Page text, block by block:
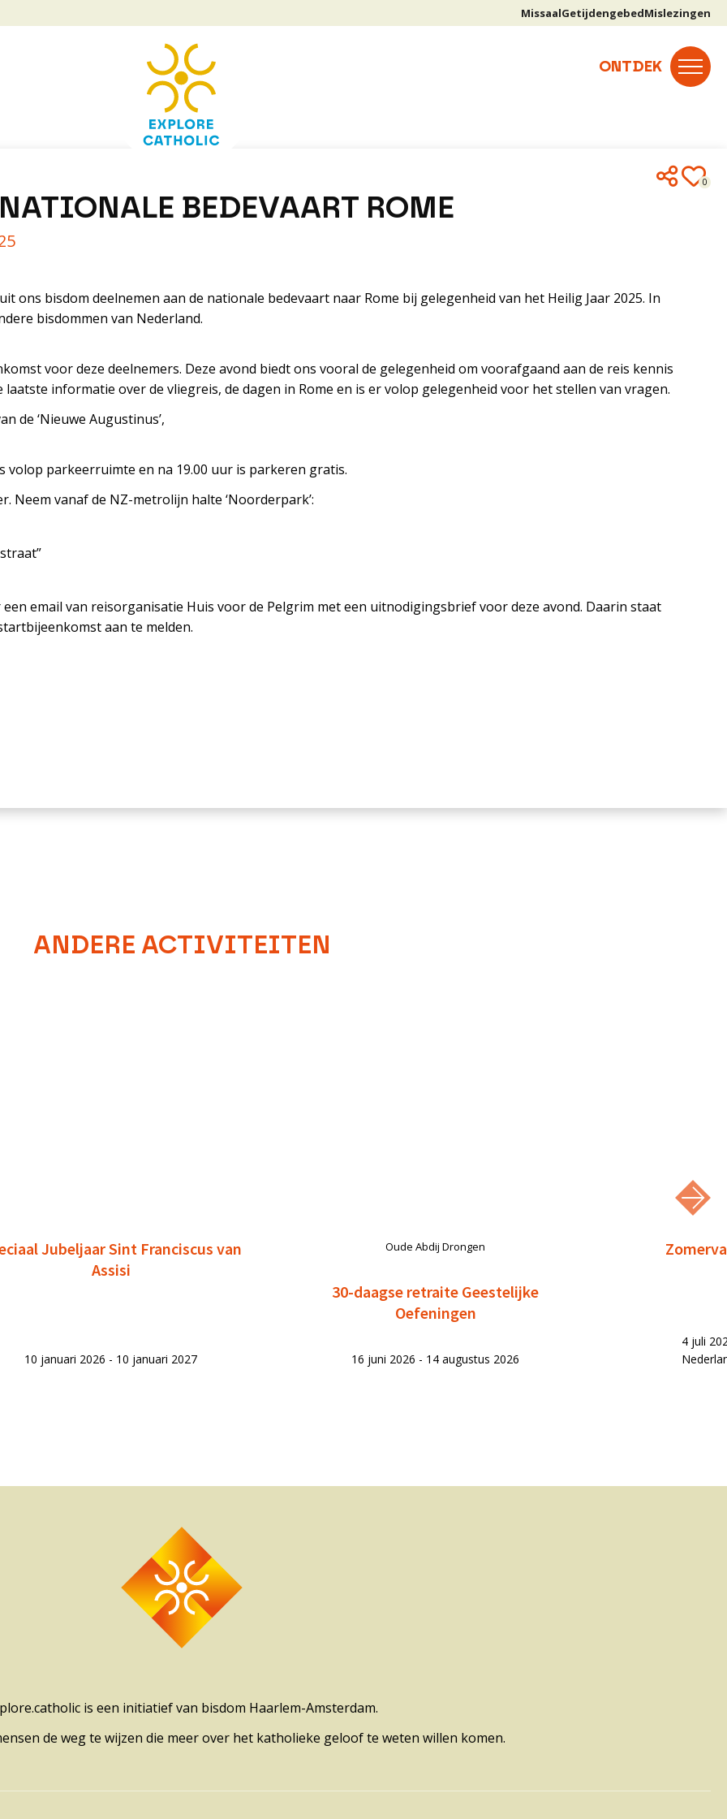
MissaalGetijdengebedMislezingen
0
BEDEVAART ROME
ons bisdom deelnemen aan de nationale bedevaart naar Rome bij gelegenheid van het Heilig Jaar 2025. In
bisdommen van Nederland.
voor deze deelnemers. Deze avond biedt ons vooral de gelegenheid om voorafgaand aan de reis kennis
informatie over de vliegreis, de dagen in Rome en is er volop gelegenheid voor het stellen van vragen.
de ‘Nieuwe Augustinus’,
volop parkeerruimte en na 19.00 uur is parkeren gratis.
Neem vanaf de NZ-metrolijn halte ‘Noorderpark’:
email van reisorganisatie Huis voor de Pelgrim met een uitnodigingsbrief voor deze avond. Daarin staat
aan te melden.
ANDERE ACTIVITEITEN
Jubeljaar Sint Franciscus van
Assisi
10 januari 2026 - 10 januari 2027
Oude Abdij Drongen
30-daagse retraite Geestelijke
Oefeningen
16 juni 2026 - 14 augustus 2026
4 juli
is een initiatief van bisdom Haarlem-Amsterdam.
de weg te wijzen die meer over het katholieke geloof te weten willen komen.